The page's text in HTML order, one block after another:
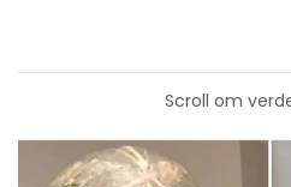
Scroll om